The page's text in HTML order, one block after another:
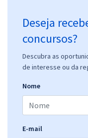
Deseja
concursos?
Descubra as
de interesse ou da
Nome
E-mail